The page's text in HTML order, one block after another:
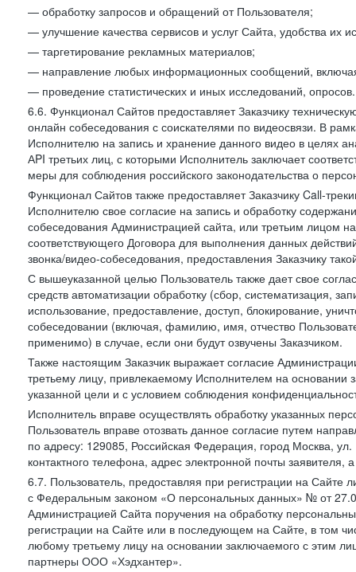
— обработку запросов и обращений от Пользователя;
— улучшение качества сервисов и услуг Сайта, удобства их
— таргетирование рекламных материалов;
— направление любых информационных сообщений,
— проведение статистических и иных исследований, опросов.
6.6. Функционал Сайтов предоставляет Заказчику
онлайн собеседования с соискателями по видеосвязи. В
Исполнителю на запись и хранение данного видео в целях
АPI третьих лиц, с которыми Исполнитель заключает
меры для соблюдения российского законодательства о
Функционал Сайтов также предоставляет Заказчику Call-
Исполнителю свое согласие на запись и обработку
собеседования Администрацией сайта, или третьим лицом
соответствующего Договора для выполнения данных
звонка/видео-собеседования, предоставления Заказчику
С вышеуказанной целью Пользователь также дает свое
средств автоматизации обработку (сбор, систематизация,
использование, предоставление, доступ, блокирование,
собеседовании (включая, фамилию, имя, отчество
применимо) в случае, если они будут озвучены Заказчиком.
Также настоящим Заказчик выражает согласие
третьему лицу, привлекаемому Исполнителем на основании
указанной цели и с условием соблюдения
Исполнитель вправе осуществлять обработку указанных
Пользователь вправе отозвать данное согласие путем
по адресу: 129085, Российская Федерация, город Москва,
контактного телефона, адрес электронной почты
6.7. Пользователь, предоставляя при регистрации на
с Федеральным законом «О персональных данных» № от
Администрацией Сайта поручения на обработку
регистрации на Сайте или в последующем на Сайте, в том
любому третьему лицу на основании заключаемого с этим
партнеры ООО «Хэдхантер».